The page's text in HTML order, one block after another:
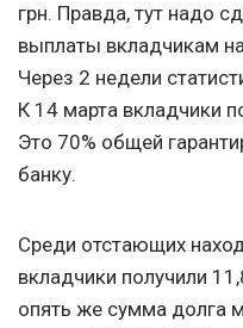
грн. Правда, тут надо
выплаты вкладчикам
Через 2 недели
К 14 марта вкладчики
Это 70% общей
банку.
Среди отстающих
вкладчики получили
опять же сумма долга